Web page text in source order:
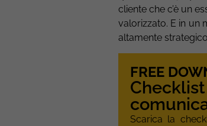
cliente che c’è un
valorizzato. E in un
altamente
FREE
Scarica la